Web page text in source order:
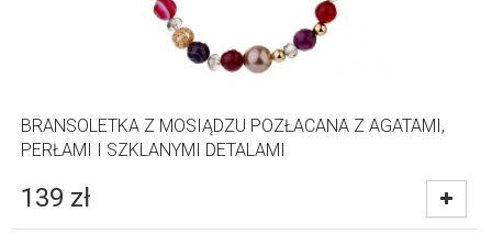
BRANSOLETKA Z MOSIĄDZU POZŁACANA Z AGATAMI,
PERŁAMI I SZKLANYMI DETALAMI
139 zł